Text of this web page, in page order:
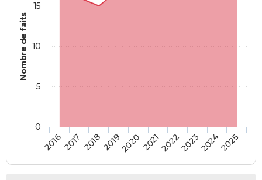
Nombre de faits
20162017 20182019202020212022202320242025
0
5
10
15